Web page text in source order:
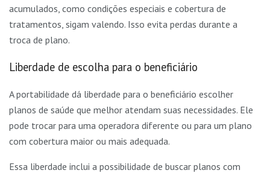
acumulados, como condições especiais e cobertura de
tratamentos, sigam valendo. Isso evita perdas durante a
troca de plano.
Liberdade de escolha para o beneficiário
A portabilidade dá liberdade para o beneficiário escolher
planos de saúde que melhor atendam suas necessidades. Ele
pode trocar para uma operadora diferente ou para um plano
com cobertura maior ou mais adequada.
Essa liberdade inclui a possibilidade de buscar planos com